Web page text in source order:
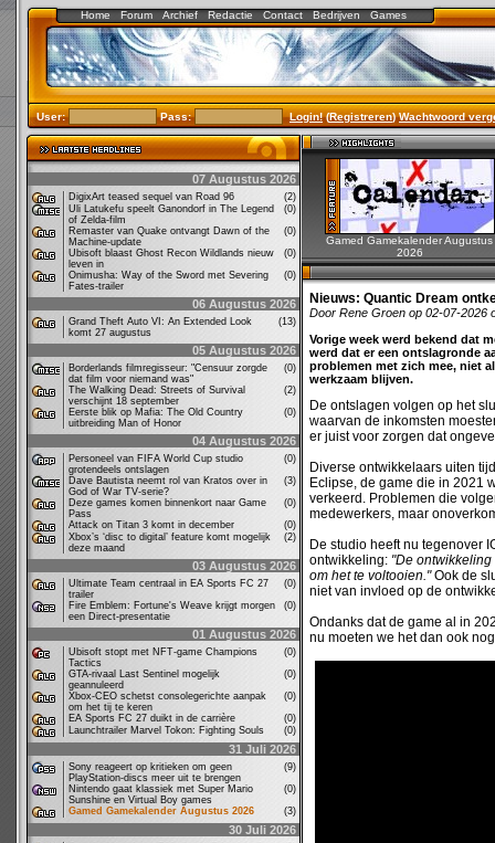
Home Forum Archief Redactie Contact Bedrijven Games
User: Pass: Login!(Registreren)Wachtwoord
07 Augustus 2026
DigixArt teased sequel van Road 96
(2)
Uli Latukefu speelt Ganondorf in The Legend
of Zelda-film
(0)
Remaster van Quake ontvangt Dawn of the
Machine-update
(0)
Ubisoft blaast Ghost Recon Wildlands nieuw
leven in
(0)
Onimusha: Way of the Sword met Severing
Fates-trailer
(0)
06 Augustus 2026
Grand Theft Auto VI: An Extended Look
komt 27 augustus
(13)
05 Augustus 2026
Borderlands filmregisseur: "Censuur zorgde
dat film voor niemand was"
(0)
The Walking Dead: Streets of Survival
verschijnt 18 september
(2)
Eerste blik op Mafia: The Old Country
uitbreiding Man of Honor
(0)
04 Augustus 2026
Personeel van FIFA World Cup studio
grotendeels ontslagen
(0)
Dave Bautista neemt rol van Kratos over in
God of War TV-serie?
(3)
Deze games komen binnenkort naar Game
Pass
(0)
Attack on Titan 3 komt in december
(0)
Xbox’s ‘disc to digital’ feature komt mogelijk
deze maand
(2)
03 Augustus 2026
Ultimate Team centraal in EA Sports FC 27
trailer
(0)
Fire Emblem: Fortune's Weave krijgt morgen
een Direct-presentatie
(0)
01 Augustus 2026
Ubisoft stopt met NFT-game Champions
Tactics
(0)
GTA-rivaal Last Sentinel mogelijk
geannuleerd
(0)
Xbox-CEO schetst consolegerichte aanpak
om het tij te keren
(0)
EA Sports FC 27 duikt in de carrière
(0)
Launchtrailer Marvel Tokon: Fighting Souls
(0)
31 Juli 2026
Sony reageert op kritieken om geen
PlayStation-discs meer uit te brengen
(9)
Nintendo gaat klassiek met Super Mario
Sunshine en Virtual Boy games
(0)
Gamed Gamekalender Augustus 2026
(3)
30 Juli 2026
Gamed Gamekalender Augustus
2026
Nieuws: Quantic Dream
Door Rene Groen op 02-07-2026
Vorige week werd bekend dat
werd dat er een ontslagronde
problemen met zich mee, niet
werkzaam blijven.
De ontslagen volgen op het
waarvan de inkomsten
er juist voor zorgen dat
Diverse ontwikkelaars uiten
Eclipse, de game die in 2021
verkeerd. Problemen die
medewerkers, maar
De studio heeft nu tegenover
ontwikkeling: "De
om het te voltooien."Ook de
niet van invloed op de
Ondanks dat de game al in
nu moeten we het dan ook